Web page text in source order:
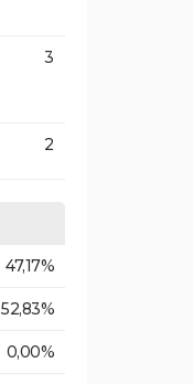
3
2
47,17%
52,83%
0,00%